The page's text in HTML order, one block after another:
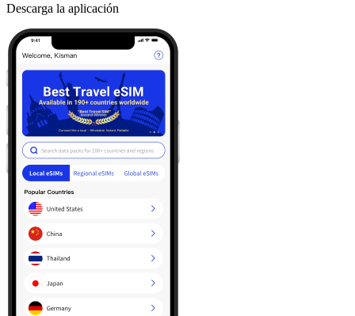
Descarga la aplicación